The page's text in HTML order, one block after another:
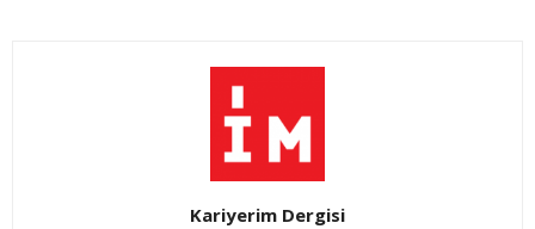
Kariyerim Dergisi